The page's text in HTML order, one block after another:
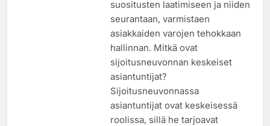
suositusten laatimiseen ja niiden
seurantaan, varmistaen
asiakkaiden varojen tehokkaan
hallinnan. Mitkä ovat
sijoitusneuvonnan keskeiset
asiantuntijat?
Sijoitusneuvonnassa
asiantuntijat ovat keskeisessä
roolissa, sillä he tarjoavat